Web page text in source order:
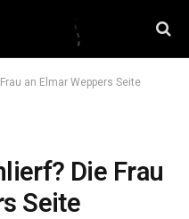
an Elmar Weppers Seite
Die Frau
Seite